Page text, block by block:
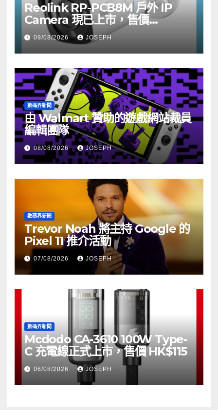
Reolink RP-PCB8M 戶外 IP
Camera 現已上市，售價
HK$722
09/08/2026 JOSEPH
數碼界新聞
由 Walmart 贊助的遊戲網站裁員
編輯團隊
08/08/2026 JOSEPH
數碼界新聞
Trevor Noah 將主持 Google 的
Pixel 11 推介活動
07/08/2026 JOSEPH
數碼界新聞
Mcdodo CA-3610 100W Type-
C 充電線正式上市，售價 HK$115
06/08/2026 JOSEPH